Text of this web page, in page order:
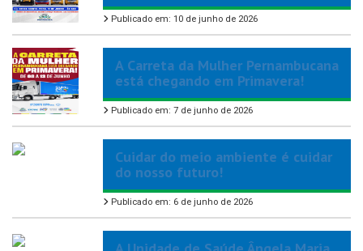
Publicado em: 10 de junho de 2026
A Carreta da Mulher Pernambucana
está chegando em Primavera!
Publicado em: 7 de junho de 2026
Cuidar do meio ambiente é cuidar
do nosso futuro!
Publicado em: 6 de junho de 2026